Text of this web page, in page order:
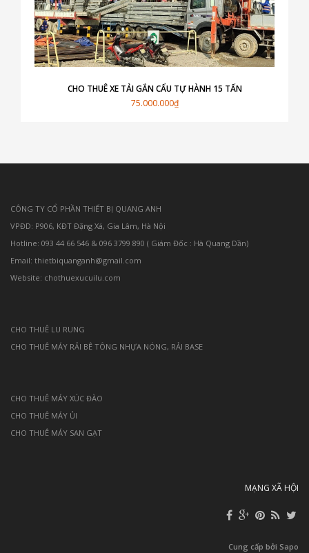
CHO THUÊ XE TẢI GẮN CẨU TỰ HÀNH 15 TẤN
75.000.000₫
CÔNG TY CỔ PHẦN THIẾT BỊ QUANG ANH
VPĐD: P906, KĐT Đặng Xá, Gia Lâm, Hà Nội
Hotline: 093 44 66 546 & 096 3799 890 ( Giám Đốc : Hà Quang Dần)
Email: thietbiquanganh@gmail.com
Website: chothuexucuilu.com
CHO THUÊ LU RUNG
CHO THUÊ MÁY RẢI BÊ TÔNG NHỰA NÓNG, RẢI BASE
CHO THUÊ MÁY XÚC ĐÀO
CHO THUÊ MÁY ỦI
CHO THUÊ MÁY SAN GẠT
MẠNG XÃ HỘI
Cung cấp bởi Sapo